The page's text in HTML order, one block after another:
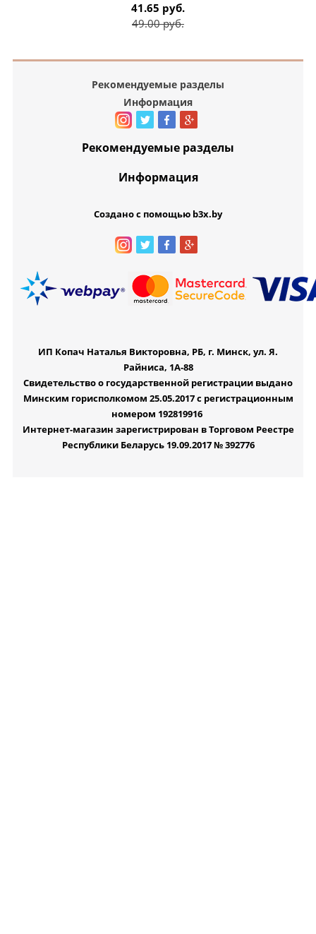
41.65 руб.
49.00 руб.
Рекомендуемые разделы
Информация
Рекомендуемые разделы
Информация
Создано с помощью b3x.by
ИП Копач Наталья Викторовна, РБ, г. Минск, ул. Я.
Райниса, 1А-88
Свидетельство о государственной регистрации выдано
Минским горисполкомом 25.05.2017 с регистрационным
номером 192819916
Интернет-магазин зарегистрирован в Торговом Реестре
Республики Беларусь 19.09.2017 № 392776